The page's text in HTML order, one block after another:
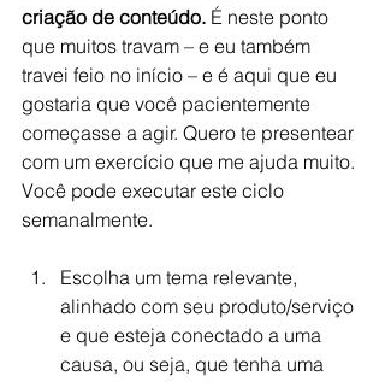
criação de conteúdo. É neste ponto
que muitos travam – e eu também
travei feio no início – e é aqui que eu
gostaria que você pacientemente
começasse a agir. Quero te presentear
com um exercício que me ajuda muito.
Você pode executar este ciclo
semanalmente.
Escolha um tema relevante,
alinhado com seu produto/serviço
e que esteja conectado a uma
causa, ou seja, que tenha uma